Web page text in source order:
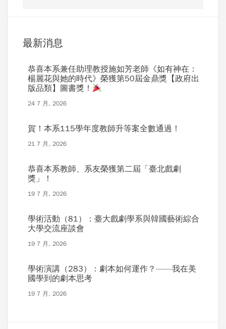
最新消息
恭喜本系兼任助理教授施如芳老師《如有神在：
楊麗花與她的時代》榮獲第50屆金鼎獎【政府出
版品類】圖書獎！
24 7 月, 2026
賀！本系115學年度教師升等案全數通過！
21 7 月, 2026
恭喜本系教師、系友榮獲第二屆「臺北戲劇
獎」！
19 7 月, 2026
學術活動（81）：臺大戲劇學系與韓國藝術綜合
大學交流座談會
19 7 月, 2026
學術演講（283）：劇本如何運作？——我在美
國學到的劇本思考
19 7 月, 2026